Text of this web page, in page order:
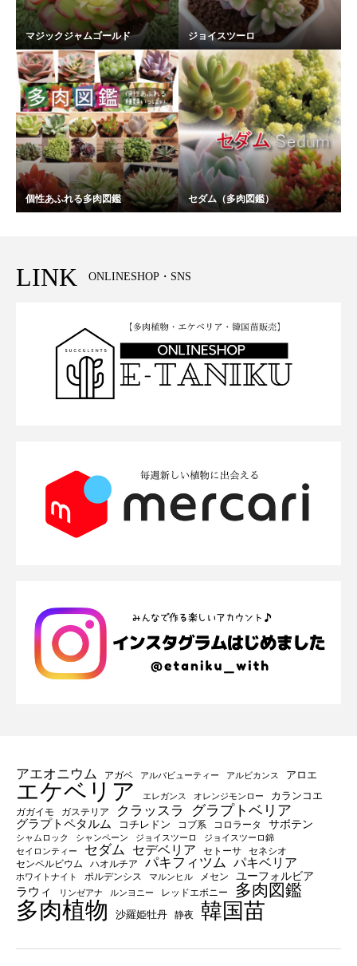
マジックジャムゴールド ジョイスツーロ
個性あふれる多肉図鑑 セダム（多肉図鑑）
LINK ONLINESHOP・SNS
アエオニウム アガベ アルバビューティー アルビカンス アロエ
エケベリア エレガンス オレンジモンロー カランコエ
ガガイモ ガステリア クラッスラ グラプトベリア
グラプトペタルム コチレドン コブ系 コロラータ サボテン
シャムロック シャンペーン ジョイスツーロ
ジョイスツーロ錦
セイロンティー
セダム セデベリア セトーサ
セネシオ
センペルビウム
ハオルチア パキフィツム パキベリア
ホワイトナイト ポルデンシス マルンヒル メセン
ユーフォルビア
ラウィ
リンゼアナ ルンヨニー レッドエボニー 多肉図鑑
多肉植物 沙羅姫牡丹 静夜 韓国苗